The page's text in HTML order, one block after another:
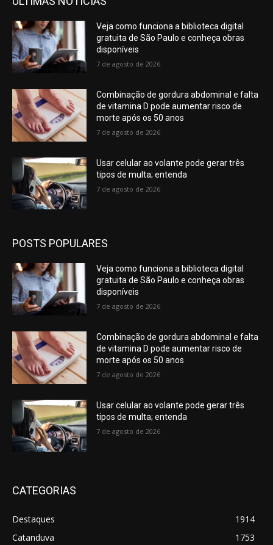
Veja como funciona a biblioteca digital
gratuita de São Paulo e conheça obras
disponíveis
7 de agosto de 2026
Combinação de gordura abdominal e falta
de vitamina D pode aumentar risco de
morte após os 50 anos
7 de agosto de 2026
Usar celular ao volante pode gerar três
tipos de multa; entenda
7 de agosto de 2026
POSTS POPULARES
Veja como funciona a biblioteca digital
gratuita de São Paulo e conheça obras
disponíveis
7 de agosto de 2026
Combinação de gordura abdominal e falta
de vitamina D pode aumentar risco de
morte após os 50 anos
7 de agosto de 2026
Usar celular ao volante pode gerar três
tipos de multa; entenda
7 de agosto de 2026
CATEGORIAS
Destaques
1914
Catanduva
1753